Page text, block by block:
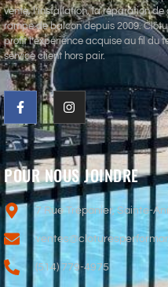
vente, l’installation, la réparation
rampe de balcon depuis 2009.
profit l’expérience acquise au fil du
service client hors pair.
POUR NOUS JOINDRE
7 Rue Trépanier, Sainte-
(514) 779-4975